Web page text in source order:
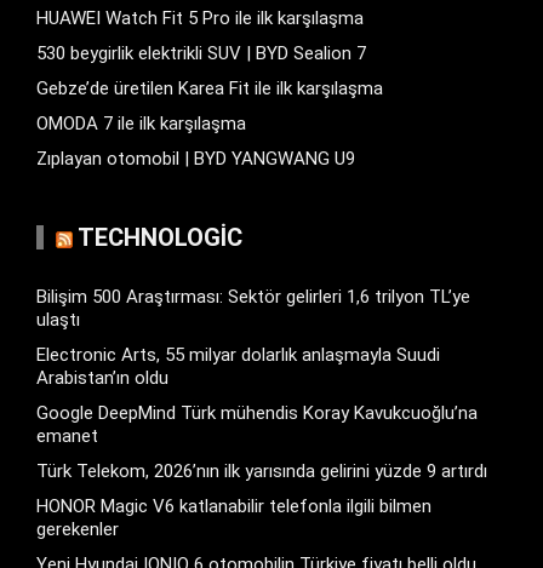
HUAWEI Watch Fit 5 Pro ile ilk karşılaşma
530 beygirlik elektrikli SUV | BYD Sealion 7
Gebze’de üretilen Karea Fit ile ilk karşılaşma
OMODA 7 ile ilk karşılaşma
Zıplayan otomobil | BYD YANGWANG U9
TECHNOLOGIC
Bilişim 500 Araştırması: Sektör gelirleri 1,6 trilyon TL’ye
ulaştı
Electronic Arts, 55 milyar dolarlık anlaşmayla Suudi
Arabistan’ın oldu
Google DeepMind Türk mühendis Koray Kavukcuoğlu’na
emanet
Türk Telekom, 2026’nın ilk yarısında gelirini yüzde 9 artırdı
HONOR Magic V6 katlanabilir telefonla ilgili bilmen
gerekenler